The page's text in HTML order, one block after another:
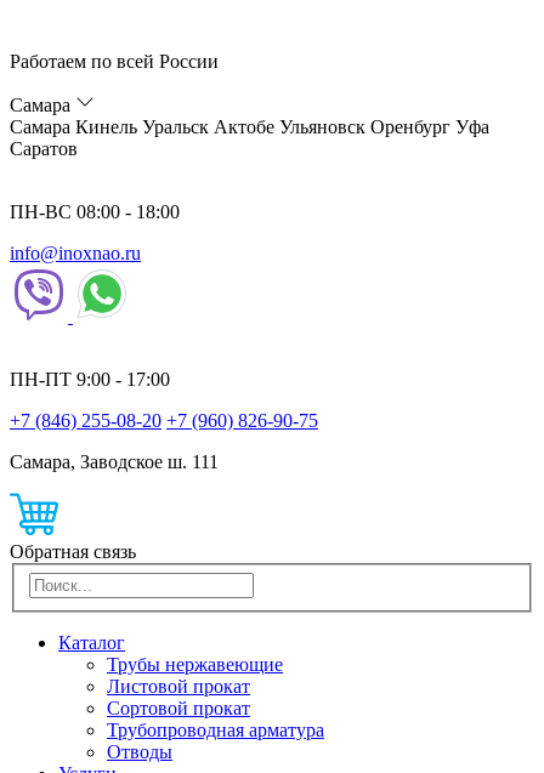
Работаем по всей России
Самара
Самара Кинель Уральск Актобе Ульяновск Оренбург Уфа
Саратов
ПН-ВС 08:00 - 18:00
info@inoxnao.ru
ПН-ПТ 9:00 - 17:00
+7 (846) 255-08-20 +7 (960) 826-90-75
Самара, Заводское ш. 111
Обратная связь
Каталог
Трубы нержавеющие
Листовой прокат
Сортовой прокат
Трубопроводная арматура
Отводы